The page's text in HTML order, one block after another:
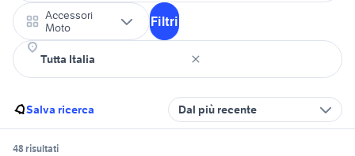
Accessori
Moto
Filtri
Salva ricerca Dal più recente
48 risultati